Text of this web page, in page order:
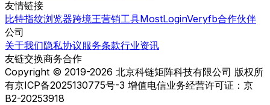
友情链接
比特指纹浏览器跨境王营销工具MostLoginVeryfb合作伙伴
公司
关于我们隐私协议服务条款行业资讯
友链交换商务合作
Copyright © 2019-2026 北京科链矩阵科技有限公司 版权所
有京ICP备2025130775号-3 增值电信业务经营许可证：京
B2-20253918